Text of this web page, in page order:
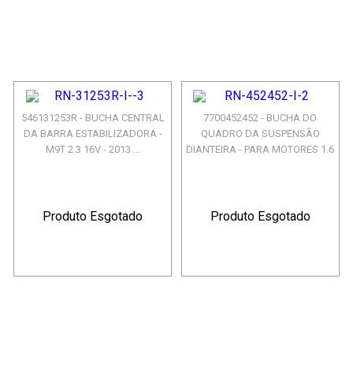
546131253R - BUCHA CENTRAL
DA BARRA ESTABILIZADORA -
M9T 2.3 16V - 2013 ...
Produto Esgotado
7700452452 - BUCHA DO
QUADRO DA SUSPENSÃO
DIANTEIRA - PARA MOTORES 1.6
Produto Esgotado